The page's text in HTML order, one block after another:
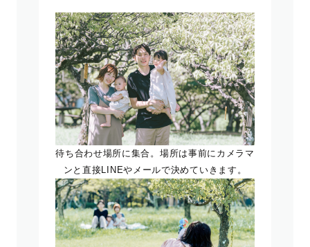
待ち合わせ場所に集合。場所は事前にカメラマ
ンと直接LINEやメールで決めていきます。